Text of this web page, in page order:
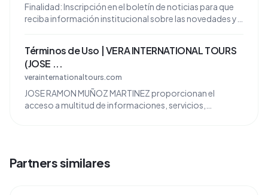
Finalidad: Inscripción en el boletín de noticias para que
reciba información institucional sobre las novedades y
Términos de Uso | VERA INTERNATIONAL TOURS
(JOSE ...
verainternationaltours.com
JOSE RAMON MUÑOZ MARTINEZ proporcionan el
acceso a multitud de informaciones, servicios,
Partners similares